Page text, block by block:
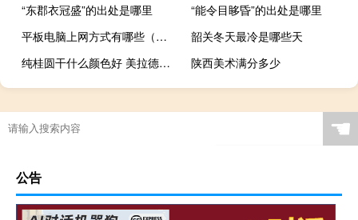
“东郡衣冠盛”的出处是哪里
“能令目眵昏”的出处是哪里
平板电脑上网方式有哪些（平板电脑上网）
韶关冬天最冷是哪些天
纯桂圆干什么颜色好 美拉德色系是什么颜色
陕西美术满分多少
☚
公告